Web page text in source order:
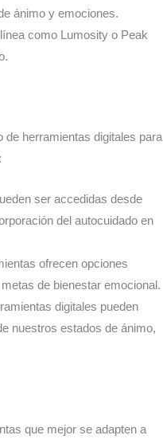
ánimo y emociones.
como Lumosity o Peak
herramientas digitales para
ser accedidas desde
del autocuidado en
ofrecen opciones
de bienestar emocional.
digitales pueden
nuestros estados de ánimo,
que mejor se adapten a